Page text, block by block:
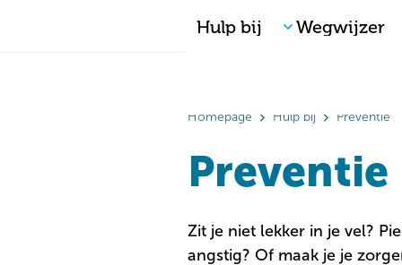
Hulp bij Wegwijzer
Homepage Hulp bij Preventie
Preventie
Zit je niet lekker in je vel?
angstig? Of maak je je